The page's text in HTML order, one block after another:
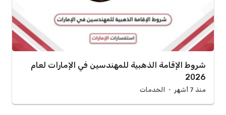
شروط الإقامة الذهبية للمهندسين في الإمارات لعام
2026
منذ 7 أشهر الخدمات